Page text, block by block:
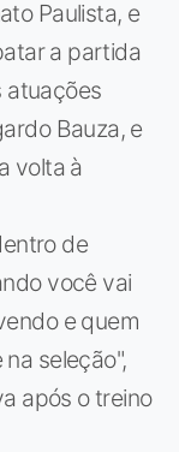
Paulista, e
a partida
atuações
Bauza, e
volta à
de
você vai
e quem
seleção",
após o treino